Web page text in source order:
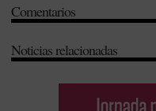
C-Hepatología
Comentarios
Noticias relacionadas